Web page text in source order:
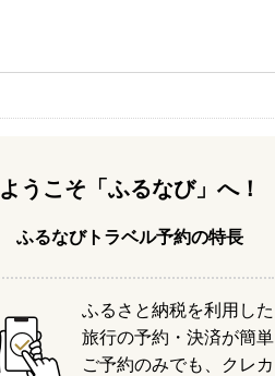
ようこそ「ふるなび」へ！
ふるなびトラベル予約の特長
ふるさと納税を利用した
旅行の予約・決済が簡単
ご予約のみでも、クレカ